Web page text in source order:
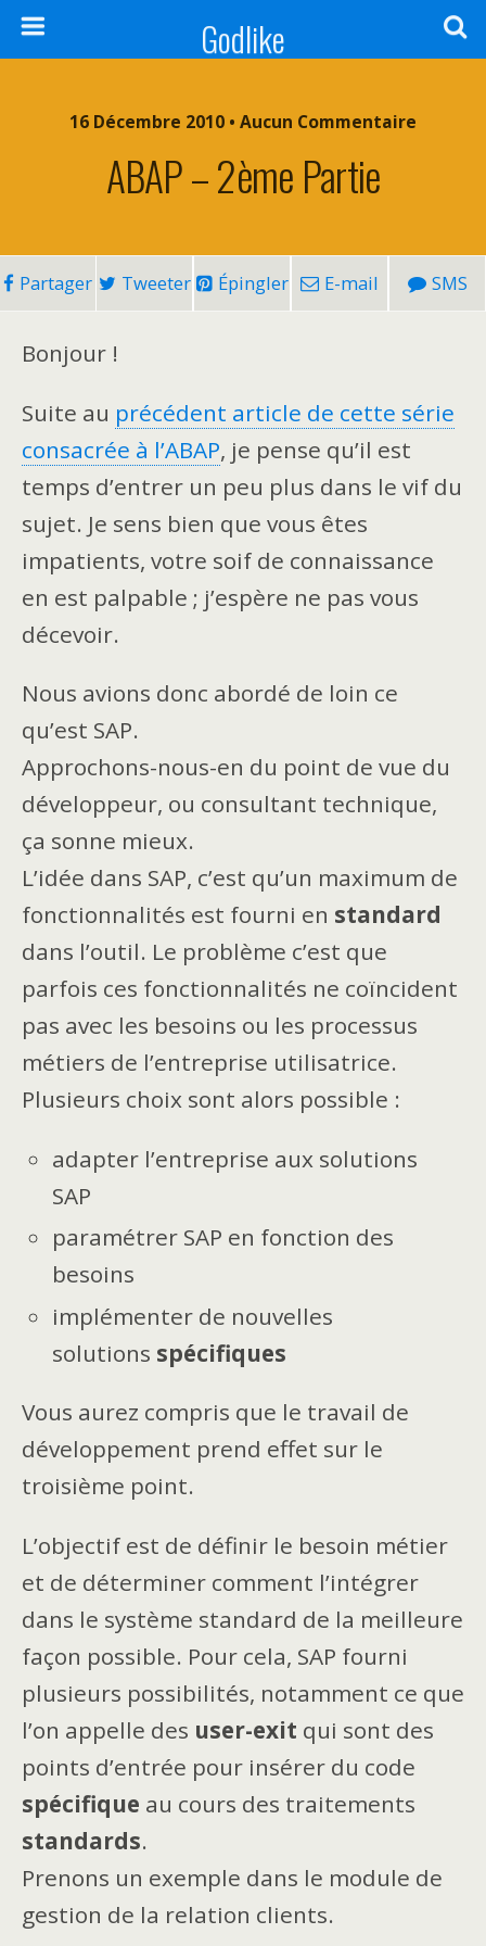
Godlike
16 Décembre 2010 • Aucun Commentaire
ABAP – 2ème Partie
Partager Tweeter Épingler E-mail SMS
Bonjour !
Suite au précédent article de cette série
consacrée à l’ABAP, je pense qu’il est
temps d’entrer un peu plus dans le vif du
sujet. Je sens bien que vous êtes
impatients, votre soif de connaissance
en est palpable ; j’espère ne pas vous
décevoir.
Nous avions donc abordé de loin ce
qu’est SAP.
Approchons-nous-en du point de vue du
développeur, ou consultant technique,
ça sonne mieux.
L’idée dans SAP, c’est qu’un maximum de
fonctionnalités est fourni en standard
dans l’outil. Le problème c’est que
parfois ces fonctionnalités ne coïncident
pas avec les besoins ou les processus
métiers de l’entreprise utilisatrice.
Plusieurs choix sont alors possible :
adapter l’entreprise aux solutions
SAP
paramétrer SAP en fonction des
besoins
implémenter de nouvelles
solutions spécifiques
Vous aurez compris que le travail de
développement prend effet sur le
troisième point.
L’objectif est de définir le besoin métier
et de déterminer comment l’intégrer
dans le système standard de la meilleure
façon possible. Pour cela, SAP fourni
plusieurs possibilités, notamment ce que
l’on appelle des user-exit qui sont des
points d’entrée pour insérer du code
spécifique au cours des traitements
standards.
Prenons un exemple dans le module de
gestion de la relation clients.